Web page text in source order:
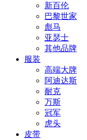
新百伦
巴黎世家
彪马
亚瑟士
其他品牌
服装
高端大牌
阿迪达斯
耐克
万斯
冠军
虎头
皮带